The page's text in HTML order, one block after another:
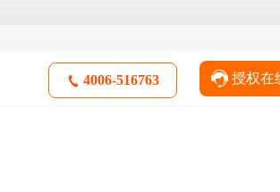
授权在
4006-516763